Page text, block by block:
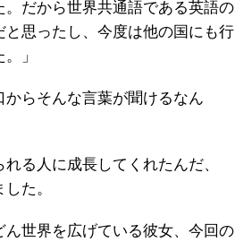
。だから世界共通語である英語の
と思ったし、今度は他の国にも行
」
からそんな言葉が聞けるなん
る人に成長してくれたんだ、
た。
ん世界を広げている彼女、今回の